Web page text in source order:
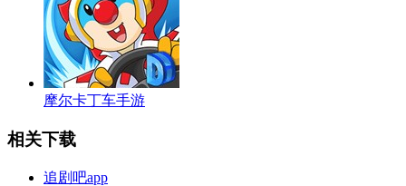
摩尔卡丁车手游
相关下载
追剧吧app